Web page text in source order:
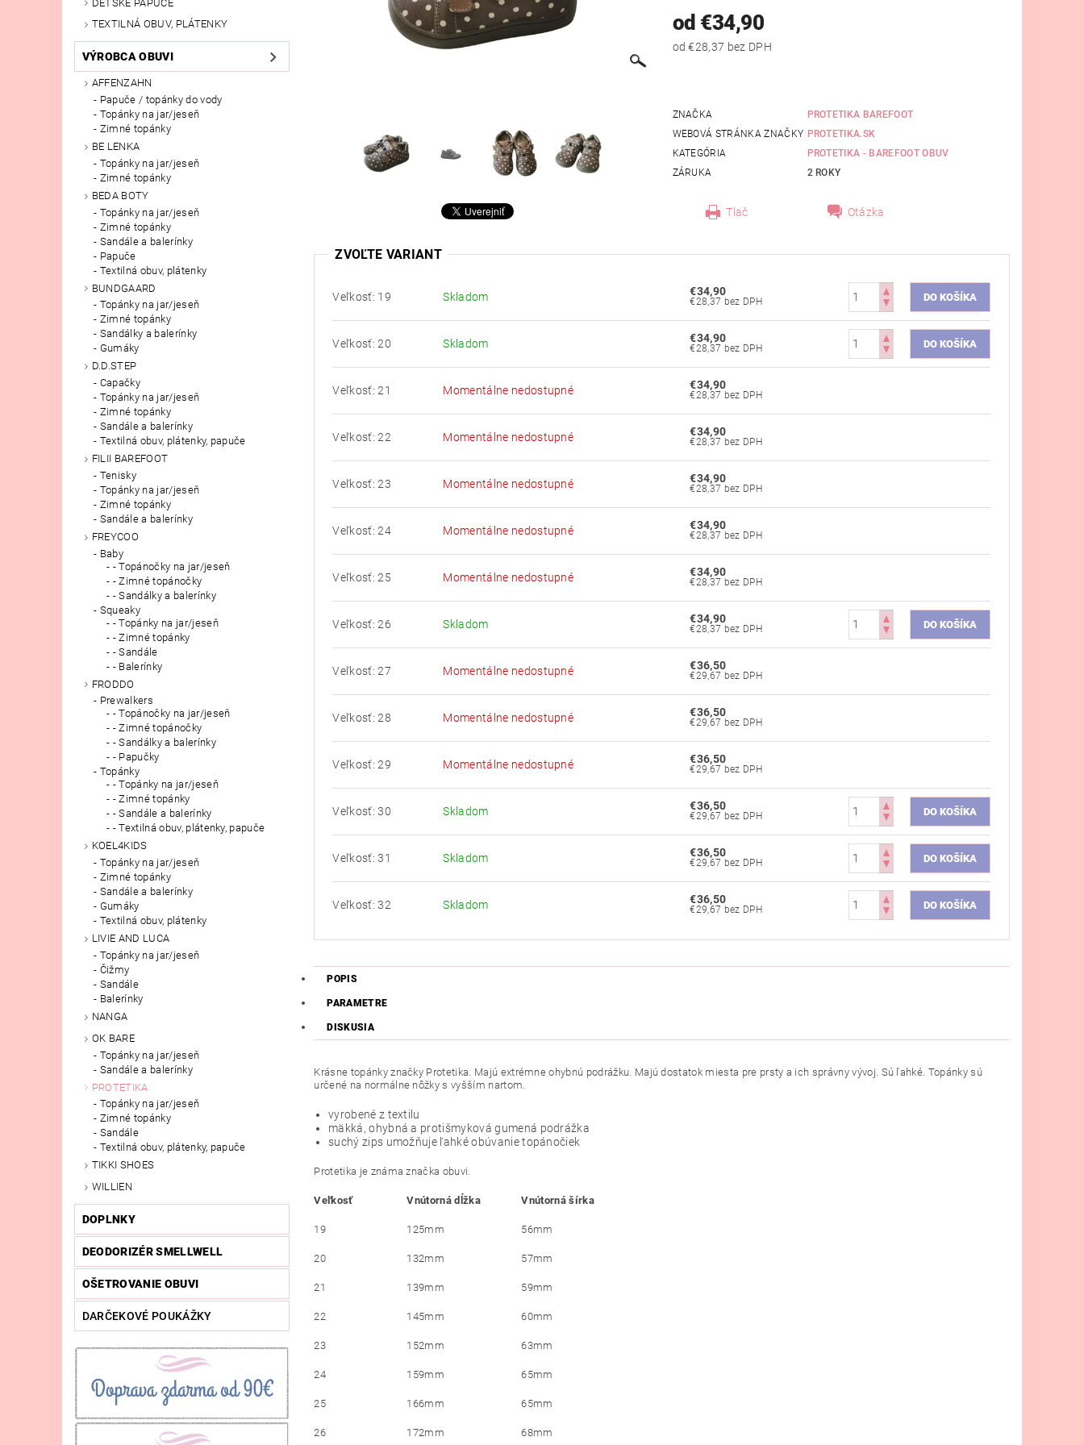
DETSKÉ PAPUČE
TEXTILNÁ OBUV, PLÁTENKY
VÝROBCA OBUVI
AFFENZAHN
Papuče / topánky do vody
Topánky na jar/jeseň
Zimné topánky
BE LENKA
Topánky na jar/jeseň
Zimné topánky
BEDA BOTY
Topánky na jar/jeseň
Zimné topánky
Sandále a balerínky
Papuče
Textilná obuv, plátenky
BUNDGAARD
Topánky na jar/jeseň
Zimné topánky
Sandálky a balerínky
Gumáky
D.D.STEP
Capačky
Topánky na jar/jeseň
Zimné topánky
Sandále a balerínky
Textilná obuv, plátenky, papuče
FILII BAREFOOT
Tenisky
Topánky na jar/jeseň
Zimné topánky
Sandále a balerínky
FREYCOO
Baby
- Topánočky na jar/jeseň
- Zimné topánočky
- Sandálky a balerínky
Squeaky
- Topánky na jar/jeseň
- Zimné topánky
- Sandále
- Balerínky
FRODDO
Prewalkers
- Topánočky na jar/jeseň
- Zimné topánočky
- Sandálky a balerínky
- Papučky
Topánky
- Topánky na jar/jeseň
- Zimné topánky
- Sandále a balerínky
- Textilná obuv, plátenky, papuče
KOEL4KIDS
Topánky na jar/jeseň
Zimné topánky
Sandále a balerínky
Gumáky
Textilná obuv, plátenky
LIVIE AND LUCA
Topánky na jar/jeseň
Čižmy
Sandále
Balerínky
NANGA
OK BARE
Topánky na jar/jeseň
Sandále a balerínky
PROTETIKA
Topánky na jar/jeseň
Zimné topánky
Sandále
Textilná obuv, plátenky, papuče
TIKKI SHOES
WILLIEN
DOPLNKY
DEODORIZÉR SMELLWELL
OŠETROVANIE OBUVI
DARČEKOVÉ POUKÁŽKY
od €34,90
od €28,37 bez DPH
ZNAČKA
PROTETIKA BAREFOOT
WEBOVÁ STRÁNKA ZNAČKY PROTETIKA.SK
KATEGÓRIA
PROTETIKA - BAREFOOT OBUV
ZÁRUKA
2 ROKY
Tlač Otázka
ZVOĽTE VARIANT
Veľkosť: 19 Skladom €34,90
€28,37 bez DPH
Veľkosť: 20 Skladom €34,90
€28,37 bez DPH
Veľkosť: 21 Momentálne nedostupné €34,90
€28,37 bez DPH
Veľkosť: 22 Momentálne nedostupné €34,90
€28,37 bez DPH
Veľkosť: 23 Momentálne nedostupné €34,90
€28,37 bez DPH
Veľkosť: 24 Momentálne nedostupné €34,90
€28,37 bez DPH
Veľkosť: 25 Momentálne nedostupné €34,90
€28,37 bez DPH
Veľkosť: 26 Skladom €34,90
€28,37 bez DPH
Veľkosť: 27 Momentálne nedostupné €36,50
€29,67 bez DPH
Veľkosť: 28 Momentálne nedostupné €36,50
€29,67 bez DPH
Veľkosť: 29 Momentálne nedostupné €36,50
€29,67 bez DPH
Veľkosť: 30 Skladom €36,50
€29,67 bez DPH
Veľkosť: 31 Skladom €36,50
€29,67 bez DPH
Veľkosť: 32 Skladom €36,50
€29,67 bez DPH
POPIS
PARAMETRE
DISKUSIA
Krásne topánky značky Protetika. Majú extrémne ohybnú podrážku. Majú dostatok miesta pre prsty a ich správny vývoj. Sú ľahké. Topánky sú
určené na normálne nôžky s vyšším nartom.
vyrobené z textilu
mäkká, ohybná a protišmyková gumená podrážka
suchý zips umožňuje ľahké obúvanie topánočiek
Protetika je známa značka obuvi.
Veľkosť Vnútorná dĺžka Vnútorná šírka
19 125mm 56mm
20 132mm 57mm
21 139mm 59mm
22 145mm 60mm
23 152mm 63mm
24 159mm 65mm
25 166mm 65mm
26 172mm 68mm